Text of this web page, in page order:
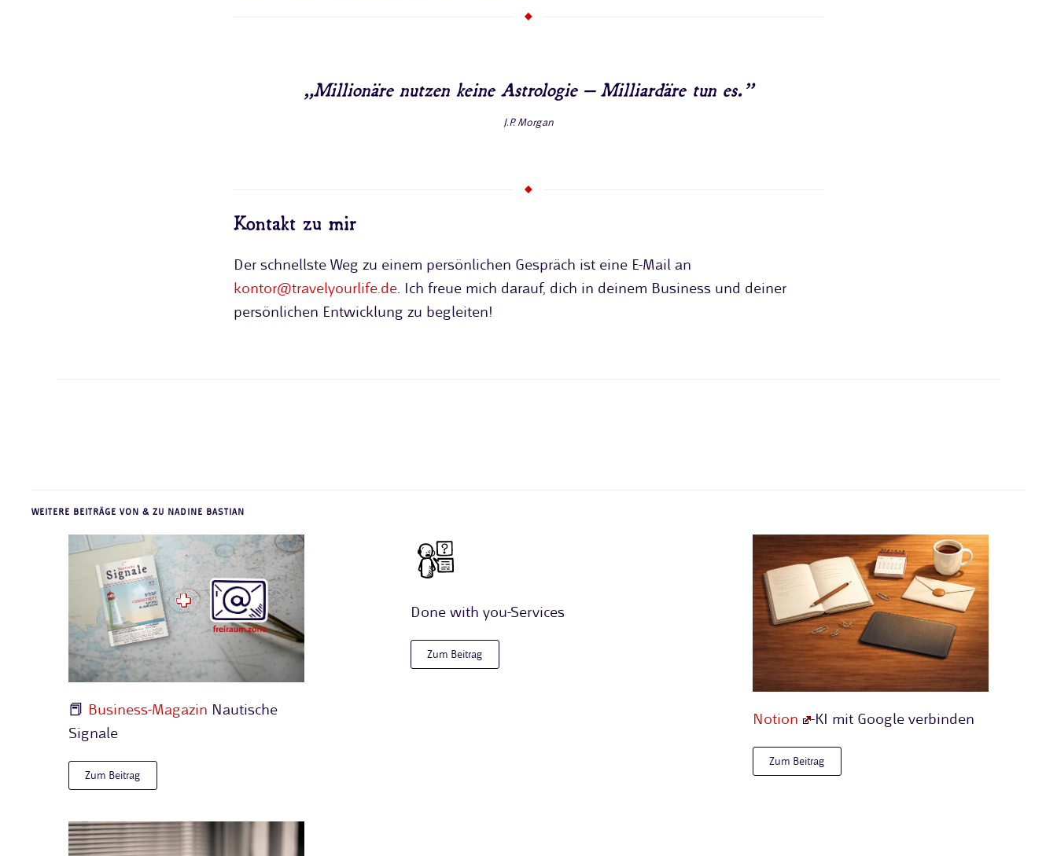
„Millionäre nutzen keine Astrologie – Milliardäre tun es.”
J.P. Morgan
Kontakt zu mir
Der schnellste Weg zu einem persönlichen Gespräch ist eine E-Mail an
kontor@travelyourlife.de. Ich freue mich darauf, dich in deinem Business und deiner
persönlichen Entwicklung zu begleiten!
WEITERE BEITRÄGE VON & ZU NADINE BASTIAN
📕 Business-Magazin Nautische
Signale
Zum Beitrag
Done with you-Services
Zum Beitrag
Notion -KI mit Google verbinden
Zum Beitrag